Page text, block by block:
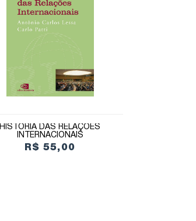
HISTÓRIA DAS RELAÇÕES
INTERNACIONAIS
R$ 55,00